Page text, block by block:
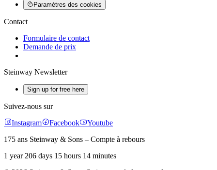
Paramètres des cookies
Contact
Formulaire de contact
Demande de prix
Steinway Newsletter
Sign up for free here
Suivez-nous sur
Instagram
Facebook
Youtube
175 ans Steinway & Sons – Compte à rebours
1 year 206 days 15 hours 14 minutes